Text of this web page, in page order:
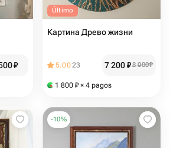
₽
Último
Картина Древо жизни
5.0023 7 200₽8 000₽
1 800 ₽ × 4 pagos
-10%